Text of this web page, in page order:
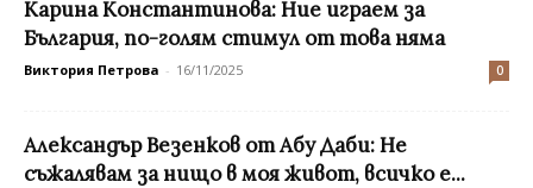
Карина Константинова: Ние играем за
България, по-голям стимул от това няма
Виктория Петрова - 16/11/2025 0
Александър Везенков от Абу Даби: Не
съжалявам за нищо в моя живот, всичко е...